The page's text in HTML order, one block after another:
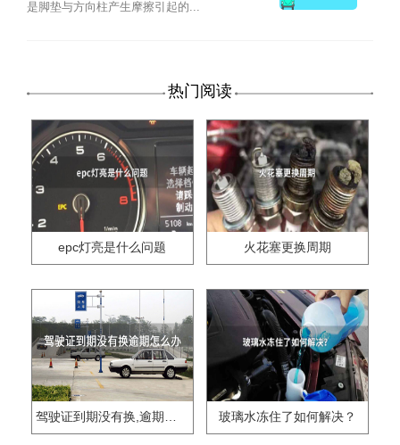
是脚垫与方向柱产生摩擦引起的...
热门阅读
epc灯亮是什么问题 火花塞更换周期
驾驶证到期没有换,逾期怎么办?? 玻璃水冻住了如何解决？